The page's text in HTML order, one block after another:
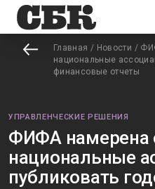
Главная / Новости /
национальные
финансовые отчеты
УПРАВЛЕНЧЕСКИЕ РЕШЕНИЯ
ФИФА намерена
национальные
публиковать